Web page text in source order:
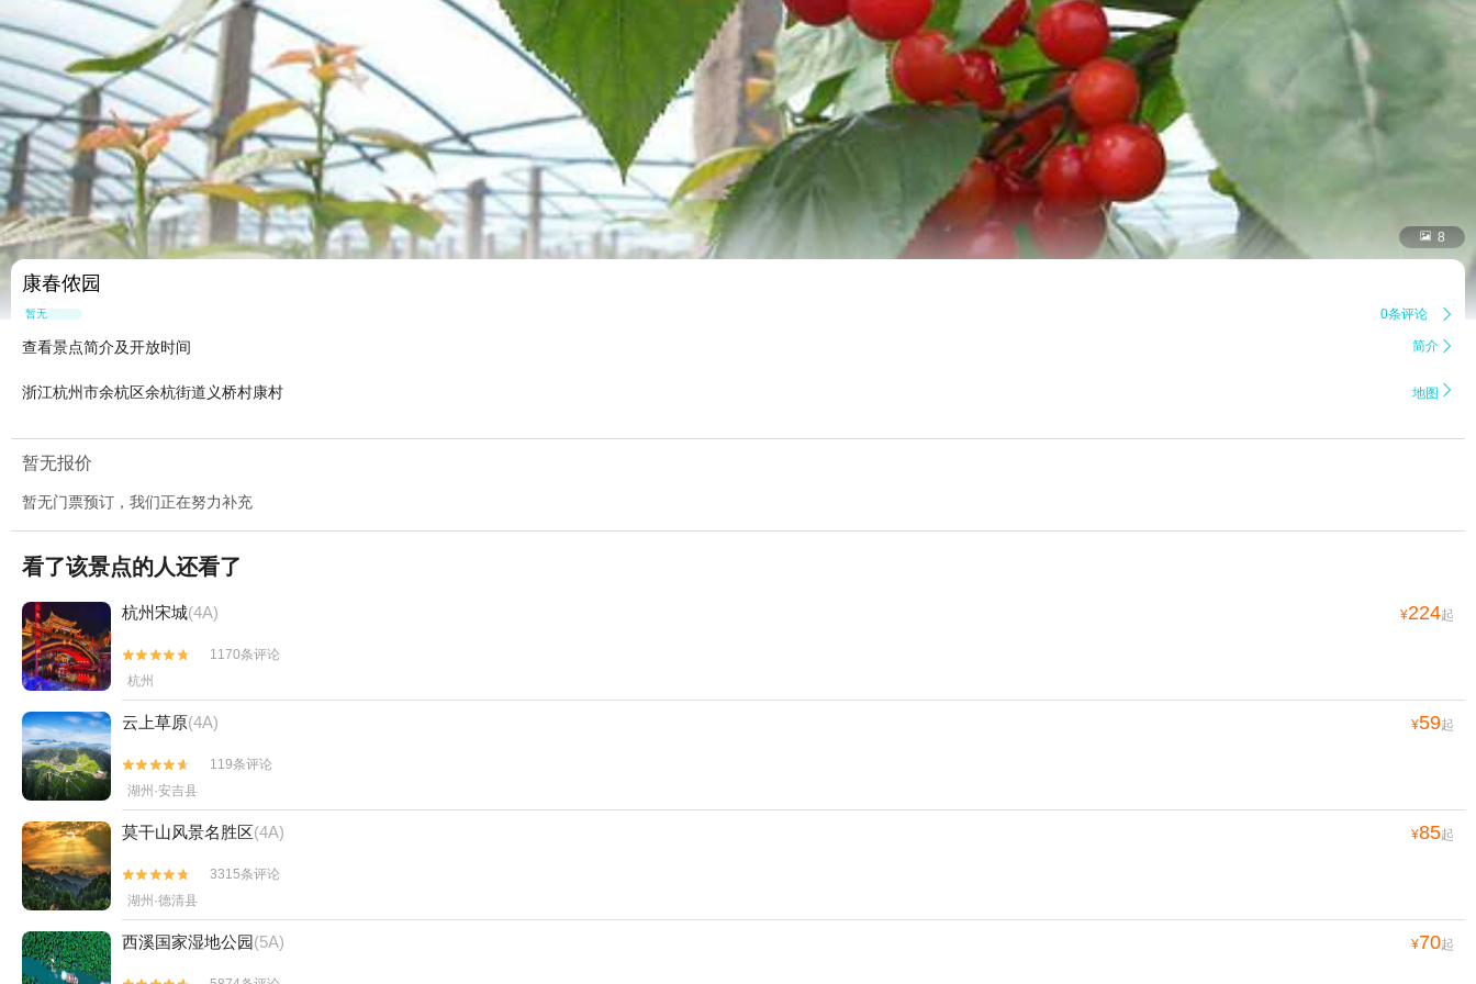
 8
康春侬园
暂无点评 0条评论 
查看景点简介及开放时间 简介 
浙江杭州市余杭区余杭街道义桥村康村 地图 
暂无报价
暂无门票预订，我们正在努力补充
看了该景点的人还看了
杭州宋城(4A) ¥224起


1170条评论
杭州
云上草原(4A) ¥59起


119条评论
湖州·安吉县
莫干山风景名胜区(4A) ¥85起


3315条评论
湖州·德清县
西溪国家湿地公园(5A) ¥70起